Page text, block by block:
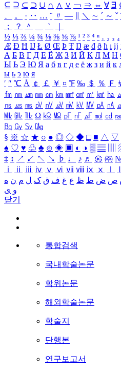
⊆ ⊇ ⊂ ⊃ ∪ ∩ ∧ ∨ ￢ ⇒ ⇔ ∀ ∃
、
。 · ‥ … ¨ 〃 ― ＼ ∼ ´ ～ ˇ
；
？ ＾ ｀
½ ⅓ ⅔ ¼ ¾ ⅛ ⅜ ⅝ ⅞ ¹ ² ³ ⁴ ⁿ ₁ ₂ ₃ ₄
Æ Ð Ħ Ĳ Ł Ø Œ Þ Ŧ Ŋ æ đ ð ħ ı ĳ
А Б В Г Д Е Ё Ж З И Й К Л М Н
Ы Ь Э Ю Я а б в г д е ё ж з и й к
ы ь э ю я
′ ″ ℃ Å ￠ ￡ ￥ ¤ ℉ ‰ ＄ ％ Ｆ
㎙ ㎚ ㎛ ㎜ ㎝ ㎞ ㎟ ㎠ ㎡ ㎢ ㏊
㎱ ㎲ ㎳ ㎴ ㎵ ㎶ ㎷ ㎸ ㎹ ㎀ ㎁
㎒ ㎓ ㎔ Ω ㏀ ㏁ ㎊ ㎋ ㎌ ㏖ ㏅
㏃ ㏉ ㏜ ㏆
§ ※ ☆ ★ ○ ● ◎ ◇ ◆ □ ■ △ ▽
♠ ♡ ♥ ♧ ♣ ⊙ ◈ ▣ ◐ ◑ ▒ ▤
‡ ↕ ↗ ↙ ↖ ↘ ♭ ♩ ♪ ♬ ㉿ ㈜
ⅰ
ⅱ ⅲ ⅳ ⅴ ⅵ ⅶ ⅷ ⅸ ⅹ
ص ض ط ظ ع غ ف ق ک ل م ن ه
و ی
닫기
통합검색
국내학술논문
학위논문
해외학술논문
학술지
단행본
연구보고서